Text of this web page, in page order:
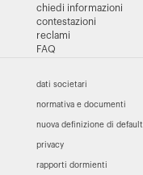
chiedi informazioni
contestazioni
reclami
FAQ
dati societari
normativa e documenti
nuova definizione di default
privacy
rapporti dormienti